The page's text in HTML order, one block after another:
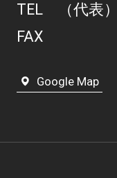
TEL
（代表）
FAX
Google Map